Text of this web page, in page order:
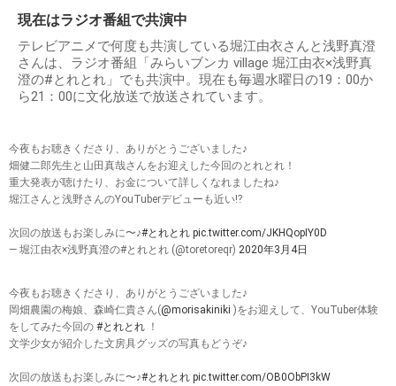
現在はラジオ番組で共演中
テレビアニメで何度も共演している堀江由衣さんと浅野真澄
さんは、ラジオ番組「みらいブンカ village 堀江由衣×浅野真
澄の#とれとれ」でも共演中。現在も毎週水曜日の19：00か
ら21：00に文化放送で放送されています。
今夜もお聴きくださり、ありがとうございました♪
畑健二郎先生と山田真哉さんをお迎えした今回のとれとれ！
重大発表が聴けたり、お金について詳しくなれましたね♪
堀江さんと浅野さんのYouTuberデビューも近い⁉️
次回の放送もお楽しみに〜♪#とれとれ pic.twitter.com/JKHQopIY0D
— 堀江由衣×浅野真澄の#とれとれ (@toretoreqr) 2020年3月4日
今夜もお聴きくださり、ありがとうございました♪
岡畑農園の梅娘、森崎仁貴さん(@morisakiniki )をお迎えして、YouTuber体験
をしてみた今回の #とれとれ ！
文学少女が紹介した文房具グッズの写真もどうぞ♪
次回の放送もお楽しみに〜♪#とれとれ pic.twitter.com/OB0ObPI3kW